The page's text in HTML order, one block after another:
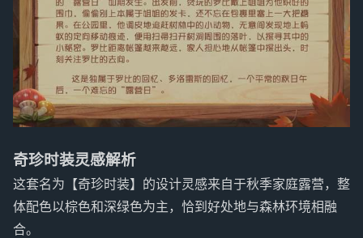
奇珍时装灵感解析
这套名为【奇珍时装】的设计灵感来自于秋季家庭露营，整
体配色以棕色和深绿色为主，恰到好处地与森林环境相融
合。